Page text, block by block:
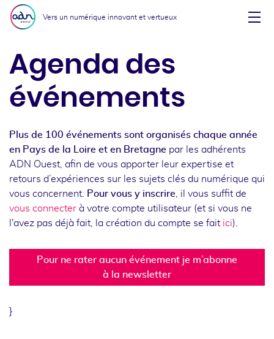
Aller au menu
Aller au contenu
Vers un numérique innovant et vertueux
Agenda des
événements
Plus de 100 événements sont organisés chaque année
en Pays de la Loire et en Bretagne par les adhérents
ADN Ouest, afin de vous apporter leur expertise et
retours d’expériences sur les sujets clés du numérique qui
vous concernent.
Pour vous y inscrire , il vous suffit de
vous connecter à votre compte utilisateur (et si vous ne
l'avez pas déjà fait, la création du compte se fait ici).
Pour ne rater aucun événement je m’abonne
à la newsletter
}